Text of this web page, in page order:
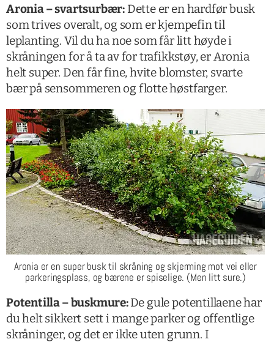
Aronia – svartsurbær: Dette er en hardfør busk
som trives overalt, og som er kjempefin til
leplanting. Vil du ha noe som får litt høyde i
skråningen for å ta av for trafikkstøy, er Aronia
helt super. Den får fine, hvite blomster, svarte
bær på sensommeren og flotte høstfarger.
Aronia er en super busk til skråning og skjerming mot vei eller
parkeringsplass, og bærene er spiselige. (Men litt sure.)
Potentilla – buskmure:De gule potentillaene har
du helt sikkert sett i mange parker og offentlige
skråninger, og det er ikke uten grunn. I